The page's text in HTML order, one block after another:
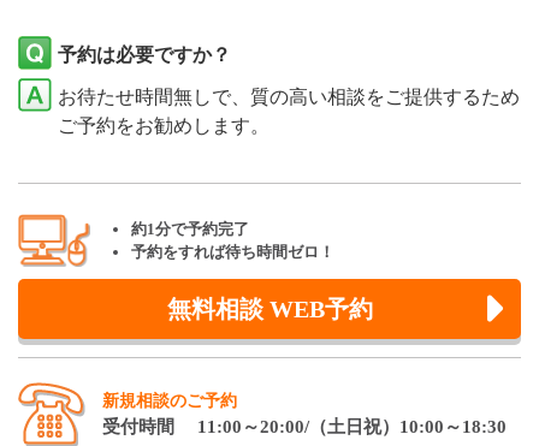
予約は必要ですか？
お待たせ時間無しで、質の高い相談をご提供するため
ご予約をお勧めします。
約1分で予約完了
予約をすれば待ち時間ゼロ！
無料相談 WEB予約
新規相談のご予約
受付時間 11:00～20:00/（土日祝）10:00～18:30